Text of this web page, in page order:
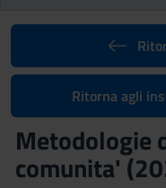
Ritorna agli
Metodologie
comunita'